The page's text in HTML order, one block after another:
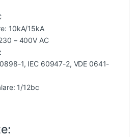
10kA/15kA
– 400V AC
1, IEC 60947-2, VDE 0641-
1/12bc